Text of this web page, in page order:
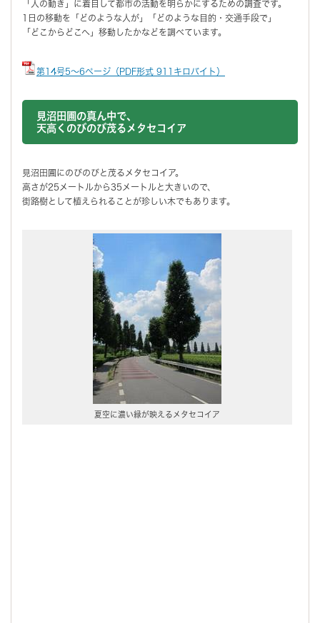
「人の動き」に着目して都市の活動を明らかにするための調査です。
1日の移動を「どのような人が」「どのような目的・交通手段で」
「どこからどこへ」移動したかなどを調べています。
第14号5～6ページ（PDF形式 911キロバイト）
見沼田圃の真ん中で、
天高くのびのび茂るメタセコイア
見沼田圃にのびのびと茂るメタセコイア。
高さが25メートルから35メートルと大きいので、
街路樹として植えられることが珍しい木でもあります。
夏空に濃い緑が映えるメタセコイア